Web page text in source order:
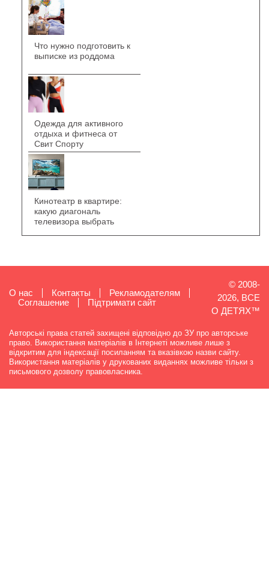
Что нужно подготовить к
выписке из роддома
Одежда для активного
отдыха и фитнеса от
Свит Спорту
Кинотеатр в квартире:
какую диагональ
телевизора выбрать
О нас Контакты
Рекламодателям
Cоглашение
Підтримати сайт
© 2008-
2026, ВСЕ
О ДЕТЯХ™
Авторські права статей захищені відповідно до ЗУ про авторське
право. Використання матеріалів в Інтернеті можливе лише з
відкритим для індексації посиланням та вказівкою назви сайту.
Використання матеріалів у друкованих виданнях можливе тільки з
письмового дозволу правовласника.